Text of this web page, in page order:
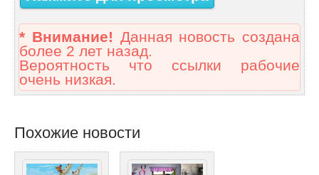
* Внимание! Данная новость создана
более 2 лет назад.
Вероятность что ссылки рабочие
очень низкая.
Похожие новости